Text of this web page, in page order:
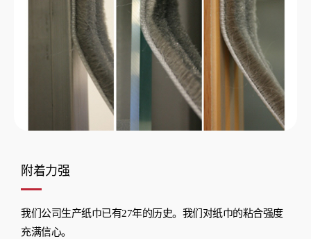
附着力强
我们公司生产纸巾已有27年的历史。我们对纸巾的粘合强度
充满信心。